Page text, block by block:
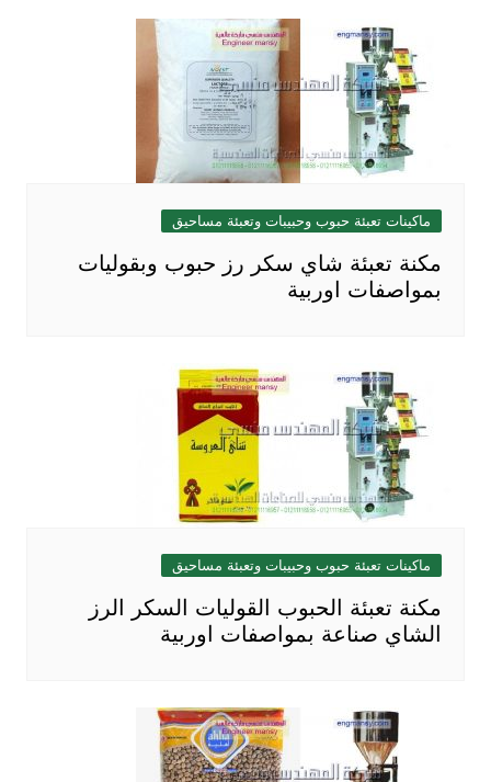
ماكينات تعبئة حبوب وحبيبات وتعبئة مساحيق
مكنة تعبئة شاي سكر رز حبوب وبقوليات
بمواصفات اوربية
ماكينات تعبئة حبوب وحبيبات وتعبئة مساحيق
مكنة تعبئة الحبوب القوليات السكر الرز
الشاي صناعة بمواصفات اوربية